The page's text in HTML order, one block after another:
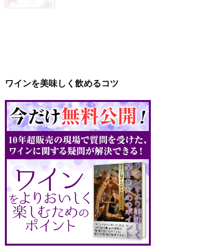
ワインを美味しく飲めるコツ